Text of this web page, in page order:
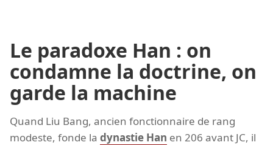
Le paradoxe Han : on
condamne la doctrine, on
garde la machine
Quand Liu Bang, ancien fonctionnaire de rang
modeste, fonde la dynastie Han en 206 avant JC, il